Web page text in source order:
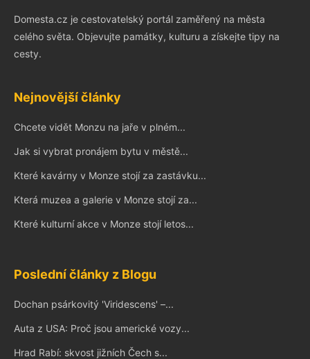
Domesta.cz je cestovatelský portál zaměřený na města
celého světa. Objevujte památky, kulturu a získejte tipy na
cesty.
Nejnovější články
Chcete vidět Monzu na jaře v plném...
Jak si vybrat pronájem bytu v městě...
Které kavárny v Monze stojí za zastávku...
Která muzea a galerie v Monze stojí za...
Které kulturní akce v Monze stojí letos...
Poslední články z Blogu
Dochan psárkovitý 'Viridescens' –...
Auta z USA: Proč jsou americké vozy...
Hrad Rabí: skvost jižních Čech s...